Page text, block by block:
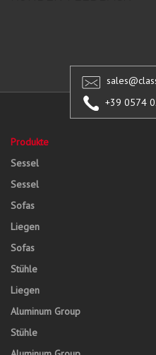
+39 0574
Produkte
Sessel
Sessel
Sofas
Liegen
Sofas
Stühle
Liegen
Aluminum Group
Stühle